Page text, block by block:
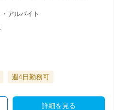
アルバイト
週4日勤務可
詳細を見る